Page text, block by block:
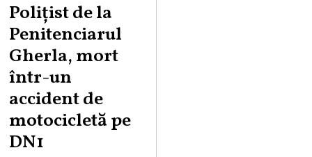
Polițist de la
Penitenciarul
Gherla, mort
într-un
accident de
motocicletă pe
DN1